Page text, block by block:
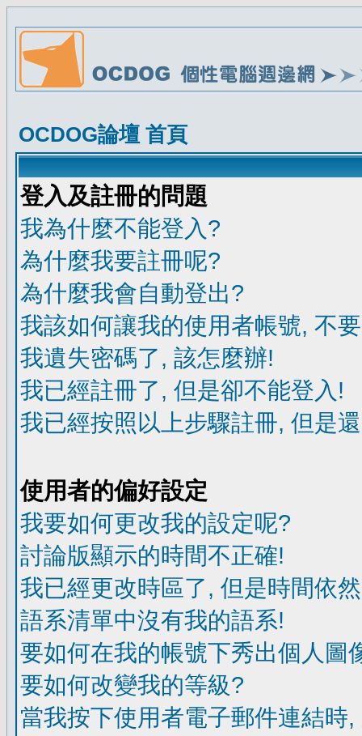
OCDOG論壇 首頁
登入及註冊的問題
我為什麼不能登入?
為什麼我要註冊呢?
為什麼我會自動登出?
我該如何讓我的使用者帳號, 不
我遺失密碼了, 該怎麼辦!
我已經註冊了, 但是卻不能登入!
我已經按照以上步驟註冊, 但是
使用者的偏好設定
我要如何更改我的設定呢?
討論版顯示的時間不正確!
我已經更改時區了, 但是時間依
語系清單中沒有我的語系!
要如何在我的帳號下秀出個人圖
要如何改變我的等級?
當我按下使用者電子郵件連結時